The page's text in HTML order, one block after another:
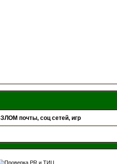
почты, соц сетей, игр